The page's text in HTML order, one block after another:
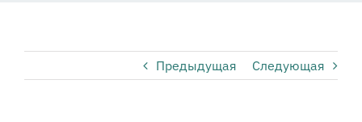
Предыдущая Следующая